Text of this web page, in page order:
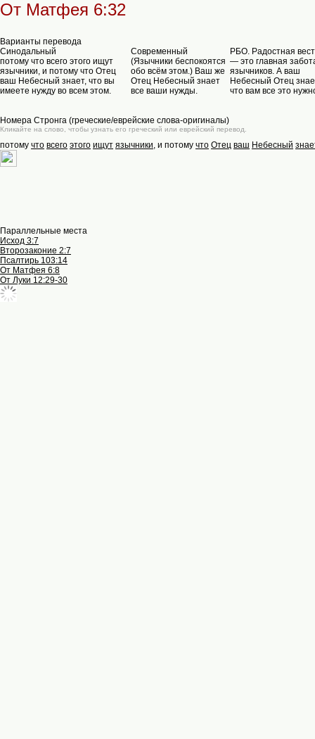
От Матфея 6:32
Варианты перевода
Синодальный
потому что всего этого ищут
язычники, и потому что Отец
ваш Небесный знает, что вы
имеете нужду во всем этом.
Современный
(Язычники беспокоятся
обо всём этом.) Ваш же
Отец Небесный знает
все ваши нужды.
РБО. Радостная
— это главная
язычников. А ваш
Небесный Отец
что вам все это
Номера Стронга (греческие/еврейские слова-оригиналы)
Кликайте на слово, чтобы узнать его греческий или еврейский перевод.
потому что всего этого ищут язычники, и потому что Отец ваш Небесный
Параллельные места
Исход 3:7
Второзаконие 2:7
Псалтирь 103:14
От Матфея 6:8
От Луки 12:29-30